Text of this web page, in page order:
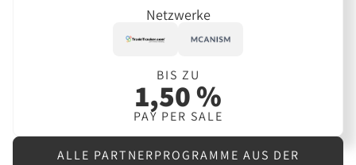
Netzwerke
BIS ZU
1,50 %
PAY PER SALE
ALLE PARTNERPROGRAMME AUS DER